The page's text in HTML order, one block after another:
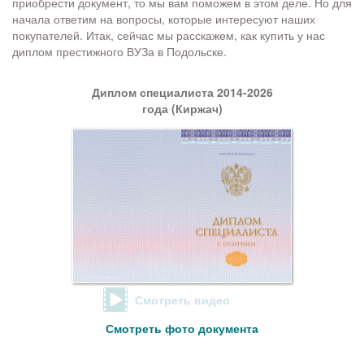
начала ответим на вопросы, которые интересуют наших
покупателей. Итак, сейчас мы расскажем, как купить у нас
диплом престижного ВУЗа в Подольске.
Диплом специалиста 2014-2026
года (Киржач)
Смотреть видео
Смотреть фото документа